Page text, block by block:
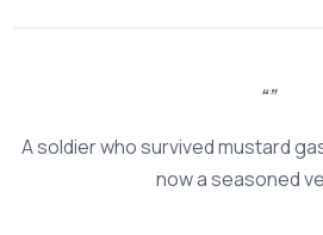
A soldier who survived mustard
now a seasoned